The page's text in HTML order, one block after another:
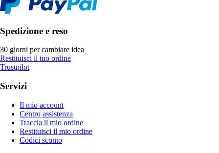
Spedizione e reso
30 giorni per cambiare idea
Restituisci il tuo ordine
Trustpilot
Servizi
Il mio account
Centro assistenza
Traccia il mio ordine
Restituisci il mio ordine
Codici sconto